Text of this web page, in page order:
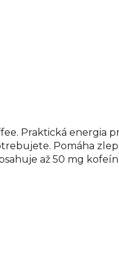
Praktická energia
Pomáha
až 50 mg
a dojčiace ženy.
ktorý
so sladidlom 4 %